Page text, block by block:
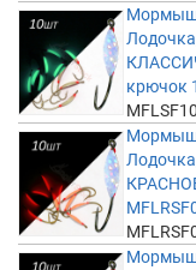
крючок
MFLSF10